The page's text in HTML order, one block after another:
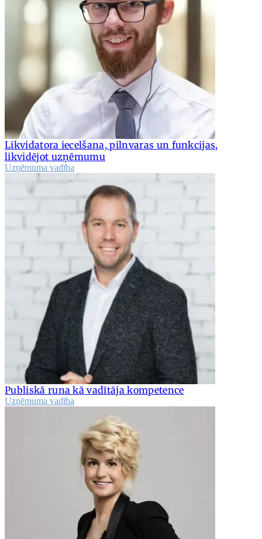
Likvidatora iecelšana, pilnvaras un funkcijas,
likvidējot uzņēmumu
Uzņēmuma vadība
Publiskā runa kā vadītāja kompetence
Uzņēmuma vadība